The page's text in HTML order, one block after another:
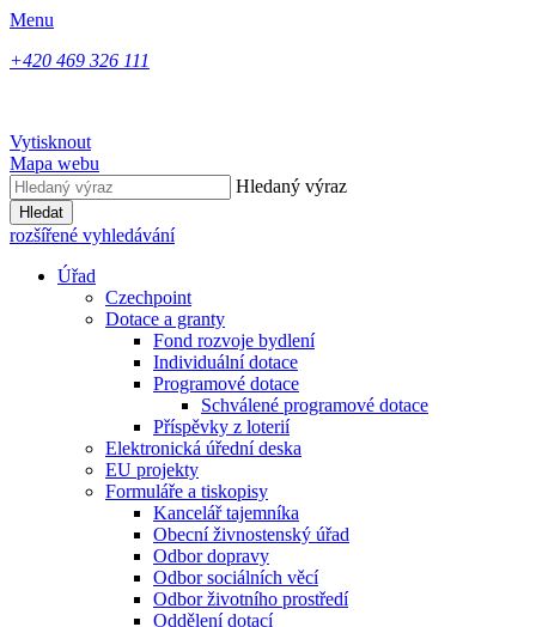
Menu
+420 469 326 111
Vytisknout
Mapa webu
Hledaný výraz
Hledat
rozšířené vyhledávání
Úřad
Czechpoint
Dotace a granty
Fond rozvoje bydlení
Individuální dotace
Programové dotace
Schválené programové dotace
Příspěvky z loterií
Elektronická úřední deska
EU projekty
Formuláře a tiskopisy
Kancelář tajemníka
Obecní živnostenský úřad
Odbor dopravy
Odbor sociálních věcí
Odbor životního prostředí
Oddělení dotací